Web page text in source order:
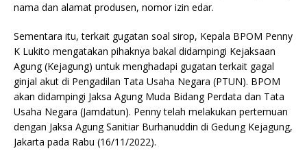
nama dan alamat produsen, nomor izin edar.
Sementara itu, terkait gugatan soal sirop, Kepala BPOM Penny
K Lukito mengatakan pihaknya bakal didampingi Kejaksaan
Agung (Kejagung) untuk menghadapi gugatan terkait gagal
ginjal akut di Pengadilan Tata Usaha Negara (PTUN). BPOM
akan didampingi Jaksa Agung Muda Bidang Perdata dan Tata
Usaha Negara (Jamdatun). Penny telah melakukan pertemuan
dengan Jaksa Agung Sanitiar Burhanuddin di Gedung Kejagung,
Jakarta pada Rabu (16/11/2022).